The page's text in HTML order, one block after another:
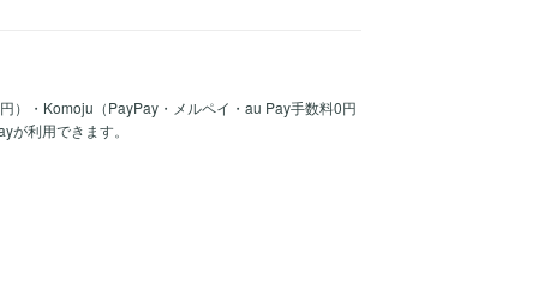
）・Komoju（PayPay・メルペイ・au Pay手数料0円
利用できます。